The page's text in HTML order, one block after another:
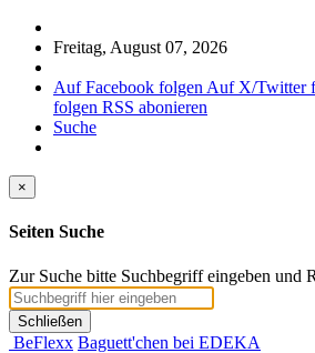
Freitag, August 07, 2026
Auf Facebook folgen Auf X/Twitter
folgen RSS abonieren
Suche
×
Seiten Suche
Zur Suche bitte Suchbegriff eingeben und
Schließen
BeFlexx Baguett'chen bei EDEKA